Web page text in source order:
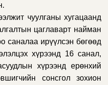
чуулганы хугацаанд
цаглаварт найман
саналаа ирүүлсэн бөгөөд
хүрээнд 16 санал,
хүрээнд ерөнхий
сонсгол зохион